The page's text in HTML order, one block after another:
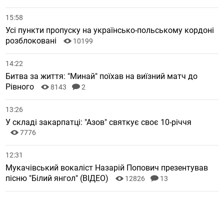
15:58
Усі пункти пропуску на українсько-польському кордоні
розблоковані
10199
14:22
Битва за життя: "Минай" поїхав на виїзний матч до
Рівного
8143 2
13:26
У складі закарпатці: "Азов" святкує своє 10-річчя
7776
12:31
Мукачівський вокаліст Назарій Попович презентував
пісню "Білий янгол" (ВІДЕО)
12826 13